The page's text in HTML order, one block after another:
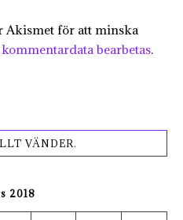
Akismet för att minska
bearbetas.
VÄNDER.
2018